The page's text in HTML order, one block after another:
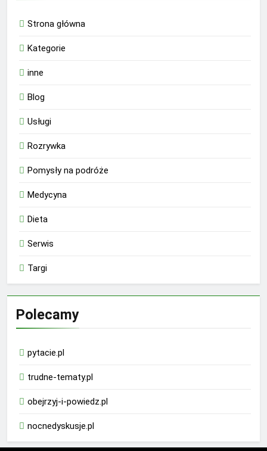
Strona główna
Kategorie
inne
Blog
Usługi
Rozrywka
Pomysły na podróże
Medycyna
Dieta
Serwis
Targi
Polecamy
pytacie.pl
trudne-tematy.pl
obejrzyj-i-powiedz.pl
nocnedyskusje.pl